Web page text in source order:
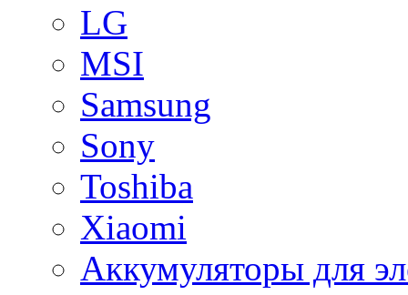
LG
MSI
Samsung
Sony
Toshiba
Xiaomi
Аккумуляторы для